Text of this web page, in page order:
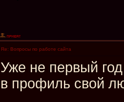
Re: Вопросы по работе сайта
Уже не первый
в профиль свой